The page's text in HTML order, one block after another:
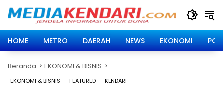
HOME
METRO DAERAH NEWS EKONOMI
Beranda EKONOMI & BISNIS
EKONOMI & BISNIS FEATURED KENDARI